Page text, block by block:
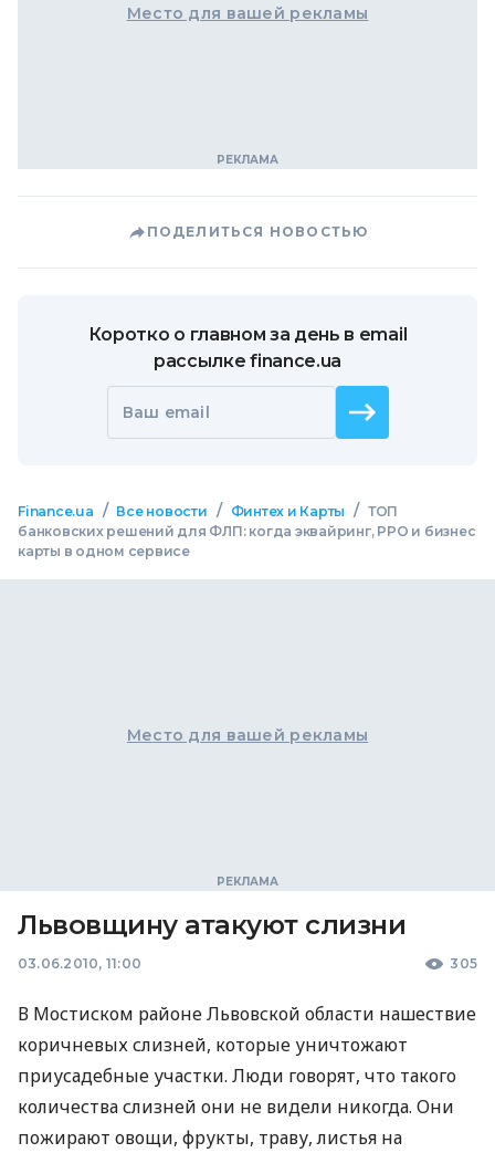
Место для вашей рекламы
ПОДЕЛИТЬСЯ НОВОСТЬЮ
Коротко о главном за день в email
рассылке finance.ua
Ваш email
Finance.ua / Все новости / Финтех и Карты / ТОП
банковских решений для ФЛП: когда эквайринг, РРО и бизнес
карты в одном сервисе
Место для вашей рекламы
Львовщину атакуют слизни
03.06.2010, 11:00 305
В Мостиском районе Львовской области нашествие
коричневых слизней, которые уничтожают
приусадебные участки. Люди говорят, что такого
количества слизней они не видели никогда. Они
пожирают овощи, фрукты, траву, листья на